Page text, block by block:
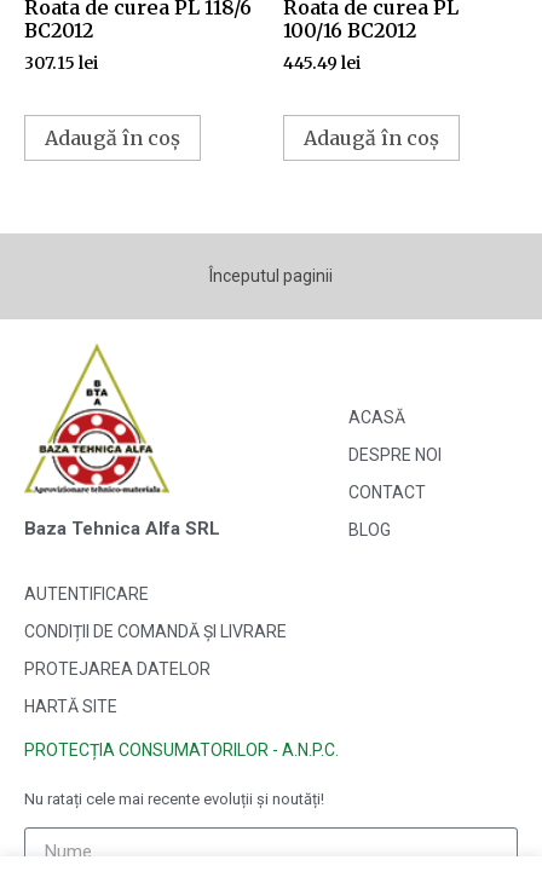
Roata de curea PL 118/6
BC2012
307.15 lei
Adaugă în coș
Roata de curea PL
100/16 BC2012
445.49 lei
Adaugă în coș
Începutul paginii
Baza Tehnica Alfa SRL
ACASĂ
DESPRE NOI
CONTACT
BLOG
AUTENTIFICARE
CONDIȚII DE COMANDĂ ȘI LIVRARE
PROTEJAREA DATELOR
HARTĂ SITE
PROTECȚIA CONSUMATORILOR - A.N.P.C.
Nu ratați cele mai recente evoluții și noutăți!